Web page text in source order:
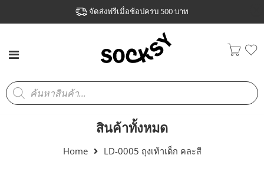
จัดส่งฟรีเมื่อช้อปครบ 500 บาท
สินค้าทั้งหมด
Home LD-0005 ถุงเท้าเด็ก คละสี